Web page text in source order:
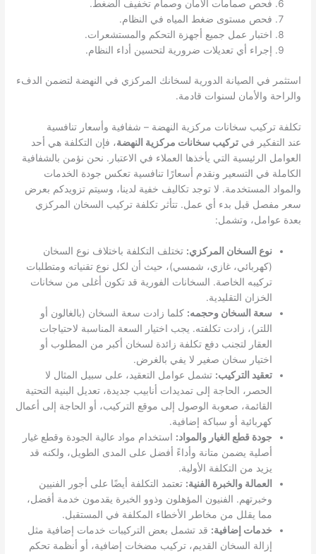
فحص صمامات الأمان وصمام تخفيف الضغط.
فحص مستوى ضغط المياه في النظام.
اختبار عمل جميع أجهزة التحكم والمستشعرات.
إجراء أي تعديلات ضرورية لتحسين أداء النظام.
استثمر في الصيانة الدورية لسخانك المركزي في النهضة لتضمن الدفء
والراحة والأمان لسنوات قادمة.
تكلفة تركيب سخانات مركزية النهضة – شفافية وأسعار تنافسية
عند التفكير فيتركيب سخانات مركزية النهضة، فإن التكلفة هي أحد
العوامل الرئيسية التي يأخذها العملاء في الاعتبار. نحن نؤمن بالشفافية
الكاملة في التسعير ونقدم أسعارًا تنافسية تعكس جودة الخدمات
والمواد المستخدمة. لا توجد تكاليف خفية لدينا، وسيتم تزويدكم بعرض
سعر مفصل قبل بدء أي عمل. تتأثر تكلفة تركيب السخان المركزي
بعدة عوامل، وتشمل:
نوع السخان المركزي: تختلف التكلفة باختلاف نوع السخان
(كهربائي، غازي، شمسي)، حيث أن لكل نوع تقنياته ومتطلبات
تركيبه الخاصة. السخانات الفورية قد تكون أغلى من سخانات
الخزان التقليدية.
سعة السخان وحجمه: كلما زادت سعة السخان (بالغالون أو
اللتر)، زادت تكلفته. يجب اختيار السعة المناسبة لاحتياجات
العقار لتجنب دفع تكلفة زائدة لسخان أكبر من المطلوب أو
اختيار سخان صغير لا يفي بالغرض.
تعقيد التركيب: تشمل عوامل التعقيد، على سبيل المثال لا
الحصر، الحاجة إلى تمديدات أنابيب جديدة، تعديل البنية التحتية
القائمة، صعوبة الوصول إلى موقع التركيب، أو الحاجة إلى أعمال
كهربائية أو سباكة إضافية.
جودة قطع الغيار والمواد: استخدام مواد عالية الجودة وقطع غيار
أصلية يضمن متانة وأداءً أفضل على المدى الطويل، ولكنه قد
يزيد من التكلفة الأولية.
العمالة والخبرة الفنية: تعتمد التكلفة أيضًا على أجور الفنيين
وخبرتهم. الفنيون المؤهلون وذوو الخبرة يقدمون خدمة أفضل،
مما يقلل من مخاطر الأخطاء المكلفة في المستقبل.
خدمات إضافية: قد تشمل بعض التركيبات خدمات إضافية مثل
إزالة السخان القديم، تركيب مضخات إضافية، أو أنظمة تحكم